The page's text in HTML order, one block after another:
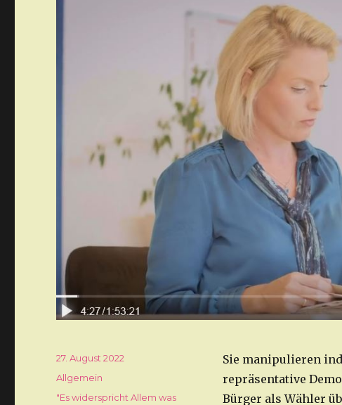
Sie manipulieren
repräsentative
Bürger als Wähler
Veröffentlicht
am
27. August 2022
Kategorien
Allgemein
Schlagwörter
"Es widerspricht Allem was